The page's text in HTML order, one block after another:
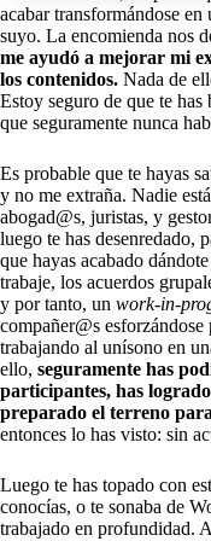
acabar transformándose
suyo. La encomienda nos
me ayudó a mejorar mi
los contenidos. Nada de
Estoy seguro de que te
que seguramente nunca
Es probable que te hayas
y no me extraña. Nadie
abogad@s, juristas, y
luego te has desenredado,
que hayas acabado
trabaje, los acuerdos
y por tanto, un work-in-
compañer@s
trabajando al unísono en
ello, seguramente has
participantes, has
preparado el terreno
entonces lo has visto: sin
Luego te has topado con
conocías, o te sonaba de
trabajado en profundidad.